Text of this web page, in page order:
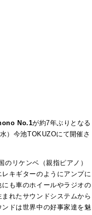
No.1が約7年ぶりとなる
）今池TOKUZOにて開催さ
のリケンベ（親指ピアノ）
キギターのようにアンプに
も車のホイールやラジオの
れたサウンドシステムから
ドは世界中の好事家達を魅